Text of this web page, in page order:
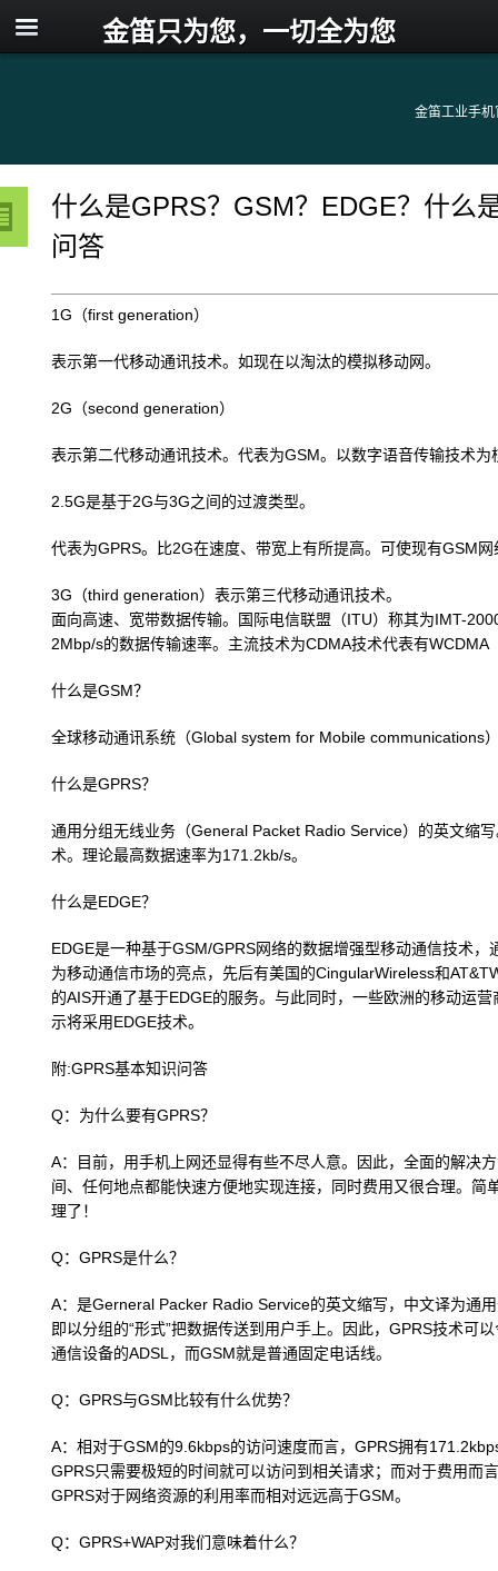
金笛工业手机
金笛只为您，一切全为您
什么是GPRS？GSM？EDGE？什么
问答
1G（first generation）
表示第一代移动通讯技术。如现在以淘汰的模拟移动网。
2G（second generation）
表示第二代移动通讯技术。代表为GSM。以数字语音传输技术为
2.5G是基于2G与3G之间的过渡类型。
代表为GPRS。比2G在速度、带宽上有所提高。可使现有GSM
3G（third generation）表示第三代移动通讯技术。
面向高速、宽带数据传输。国际电信联盟（ITU）称其为IMT-
2Mbp/s的数据传输速率。主流技术为CDMA技术代表有
什么是GSM？
全球移动通讯系统（Global system for Mobile communications
什么是GPRS？
通用分组无线业务（General Packet Radio Service）的英文缩
术。理论最高数据速率为171.2kb/s。
什么是EDGE？
EDGE是一种基于GSM/GPRS网络的数据增强型移动通信技术
为移动通信市场的亮点，先后有美国的CingularWireless和
的AIS开通了基于EDGE的服务。与此同时，一些欧洲的移动运
示将采用EDGE技术。
附:GPRS基本知识问答
Q：为什么要有GPRS？
A：目前，用手机上网还显得有些不尽人意。因此，全面的解决
间、任何地点都能快速方便地实现连接，同时费用又很合理。
理了！
Q：GPRS是什么？
A：是Gerneral Packer Radio Service的英文缩写，中文译为通
即以分组的“形式”把数据传送到用户手上。因此，GPRS技术可
通信设备的ADSL，而GSM就是普通固定电话线。
Q：GPRS与GSM比较有什么优势？
A：相对于GSM的9.6kbps的访问速度而言，GPRS拥有
GPRS只需要极短的时间就可以访问到相关请求；而对于费用而
GPRS对于网络资源的利用率而相对远远高于GSM。
Q：GPRS+WAP对我们意味着什么？